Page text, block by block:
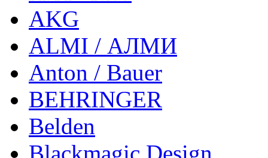
AKG
ALMI / АЛМИ
Anton / Bauer
BEHRINGER
Belden